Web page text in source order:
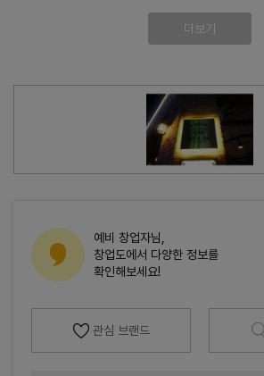
더보기
예비 창업자님,
창업도에서 다양한 정보를
확인해보세요!
관심 브랜드